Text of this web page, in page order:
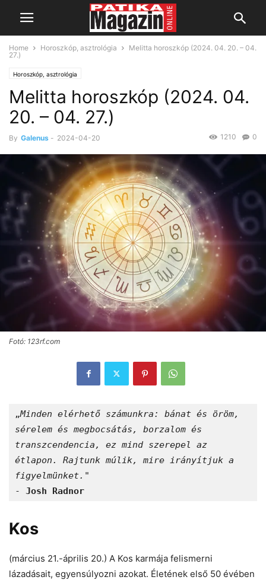
Home Horoszkóp, asztrológia
Melitta horoszkóp (2024. 04. 20. – 04.
27.)
Horoszkóp, asztrológia
Melitta horoszkóp (2024. 04.
20. – 04. 27.)
By Galenus - 2024-04-20 0
1210
Fotó: 123rf.com
„Minden elérhető számunkra: bánat és öröm,
sérelem és megbocsátás, borzalom és
transzcendencia, ez mind szerepel az
étlapon. Rajtunk múlik, mire irányítjuk a
figyelmünket. "
- Josh Radnor
Kos
(március 21.-április 20.) A Kos karmája felismerni
lázadásait, egyensúlyozni azokat. Életének első 50 évében